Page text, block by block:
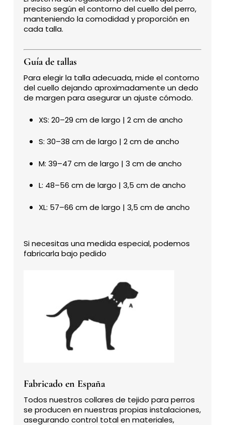
preciso según el contorno del cuello del perro,
manteniendo la comodidad y proporción en
cada talla.
Guía de tallas
Para elegir la talla adecuada, mide el contorno
del cuello dejando aproximadamente un dedo
de margen para asegurar un ajuste cómodo.
XS: 20–29 cm de largo | 2 cm de ancho
S: 30–38 cm de largo | 2 cm de ancho
M: 39–47 cm de largo | 3 cm de ancho
L: 48–56 cm de largo | 3,5 cm de ancho
XL: 57–66 cm de largo | 3,5 cm de ancho
Si necesitas una medida especial, podemos
fabricarla bajo pedido
Fabricado en España
Todos nuestros collares de tejido para perros
se producen en nuestras propias instalaciones,
asegurando control total en materiales,